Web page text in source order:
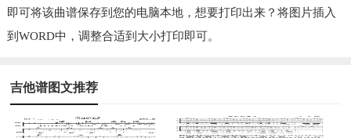
即可将该曲谱保存到您的电脑本地，想要打印出来？将图片插入
到WORD中，调整合适到大小打印即可。
吉他谱图文推荐